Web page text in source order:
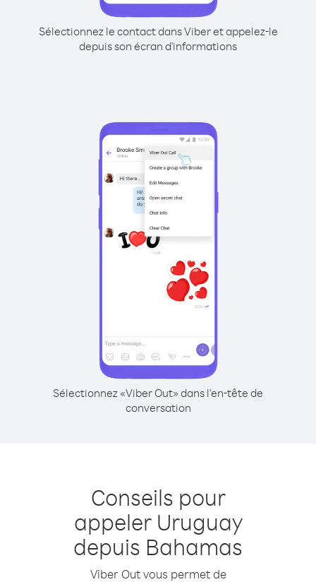
Sélectionnez le contact dans Viber et appelez-le
depuis son écran d'informations
Sélectionnez «Viber Out» dans l'en-tête de
conversation
Conseils pour
appeler Uruguay
depuis Bahamas
Viber Out vous permet de